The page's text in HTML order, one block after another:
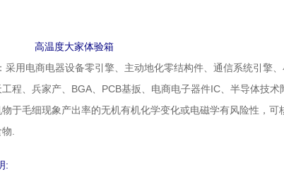
高温度大家体验箱
用电商电器设备零引擎、主动地化零结构件、通信系统引擎
程、兵家产、BGA、PCB基扳、电商电子器件IC、半导体技
于毛细现象产出率的无机有机化学变化或电磁学有风险性，
.
: